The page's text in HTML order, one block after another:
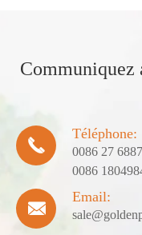
Communiquez

Téléphone:
0086 27
0086

Email: